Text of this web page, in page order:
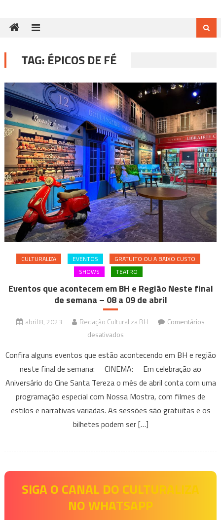
TAG: ÉPICOS DE FÉ
CULTURALIZA EVENTOS
GRATUITO OU A BAIXO CUSTO
SHOWS
TEATRO
Eventos que acontecem em BH e Região Neste final
de semana – 08 a 09 de abril
abril 8, 2023 Redação Culturaliza BH
Comentários
desativados
que
acontecem
em
BH
e
Região
semana
08
a
Confira alguns eventos que estão acontecendo em BH e região
neste final de semana: CINEMA: Em celebração ao
Aniversário do Cine Santa Tereza o mês de abril conta com uma
programação especial com Nossa Mostra, com filmes de
estilos e narrativas variadas. As sessões são gratuitas e os
bilhetes podem ser […]
SIGA O CANAL DO CULTURALIZA
NO WHATSAPP